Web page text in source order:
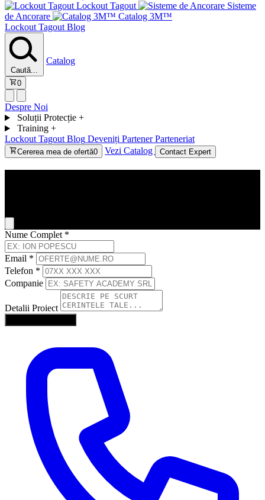
Lockout Tagout
Sisteme
de Ancorare
Catalog 3M™
Lockout Tagout Blog
Caută...
Catalog
0
Despre Noi
Soluții Protecție +
Training +
Lockout Tagout Blog Deveniți Partener Parteneriat
Cererea mea de ofertă0 Vezi Catalog Contact Expert
Nume Complet *
Email *
Telefon *
Companie
Detalii Proiect